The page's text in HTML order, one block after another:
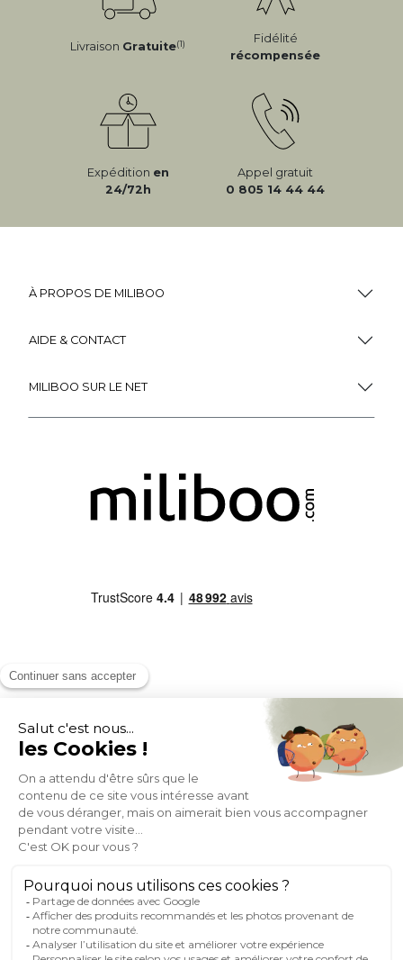
Livraison Gratuite(1)
Fidélité
récompensée
Expédition en
24/72h
Appel gratuit
0 805 14 44 44
À PROPOS DE MILIBOO
AIDE & CONTACT
MILIBOO SUR LE NET
MOYENS DE PAIEMENT